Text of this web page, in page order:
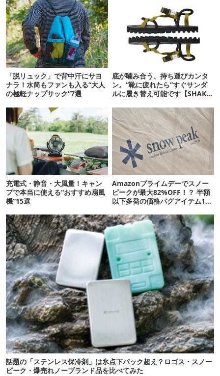
「脱リュック」で背中汗にサヨ
ナラ！水筒もファンも入る“大人
の極軽ナップサック”7選
底が噛み合う、持ち運びカンタ
ン。“靴に疲れたら”すぐサンダ
ルに履き替え可能です【SHAKA
充電式・静音・大風量！キャン
プで本当に使える“おすすめ扇風
機”15選
Amazonプライムデーでスノー
ピークが最大82%OFF！？ 半額
以下多発の価格バグアイテム11
話題の「ステンレス保冷剤」は氷点下パック超え？ロゴス・スノー
ピーク・爆売れノーブランド品を比べてみた